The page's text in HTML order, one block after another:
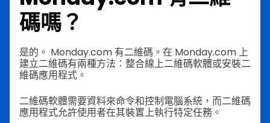
碼嗎？
是的。 Monday.com 有二維碼。在 Monday.com 上
建立二維碼有兩種方法：整合線上二維碼軟體或安裝二
維碼應用程式。
二維碼軟體需要資料來命令和控制電腦系統，而二維碼
應用程式允許使用者在其裝置上執行特定任務。